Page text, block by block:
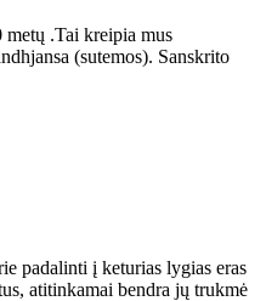
.Tai kreipia mus
(sutemos). Sanskrito
padalinti į keturias lygias eras
atitinkamai bendra jų trukmė